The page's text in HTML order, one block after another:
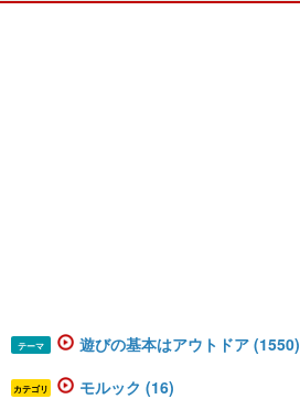
テーマ 遊びの基本はアウトドア (1550)
カテゴリ モルック (16)